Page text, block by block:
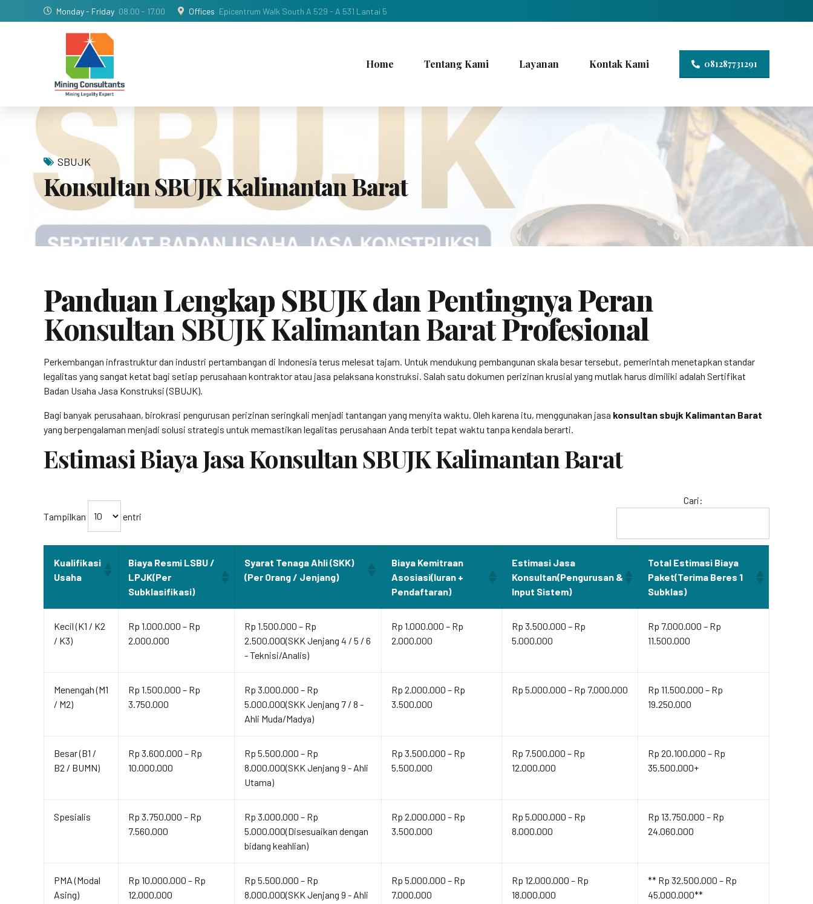
Monday - Friday 08.00 - 17.00 Offices Epicentrum Walk South A 529 - A 531 Lantai 5
081287731291
Home Tentang Kami Layanan Kontak Kami
SBUJK
Konsultan SBUJK Kalimantan Barat
Panduan Lengkap SBUJK dan Pentingnya Peran
Konsultan SBUJK Kalimantan BaratProfesional
Perkembangan infrastruktur dan industri pertambangan di Indonesia terus melesat tajam. Untuk mendukung pembangunan skala besar tersebut, pemerintah menetapkan standar
legalitas yang sangat ketat bagi setiap perusahaan kontraktor atau jasa pelaksana konstruksi. Salah satu dokumen perizinan krusial yang mutlak harus dimiliki adalah Sertifikat
Badan Usaha Jasa Konstruksi (SBUJK).
Bagi banyak perusahaan, birokrasi pengurusan perizinan seringkali menjadi tantangan yang menyita waktu. Oleh karena itu, menggunakan jasa konsultan sbujk Kalimantan Barat
yang berpengalaman menjadi solusi strategis untuk memastikan legalitas perusahaan Anda terbit tepat waktu tanpa kendala berarti.
Estimasi Biaya Jasa Konsultan SBUJK Kalimantan Barat
Tampilkan entri
Cari:
Kualifikasi
Usaha
Biaya Resmi LSBU /
LPJK(Per
Subklasifikasi)
Syarat Tenaga Ahli (SKK)
(Per Orang / Jenjang)
Biaya Kemitraan
Asosiasi(Iuran +
Pendaftaran)
Estimasi Jasa
Konsultan(Pengurusan &
Input Sistem)
Total Estimasi Biaya
Paket(Terima Beres 1
Subklas)
Kecil (K1 / K2
/ K3)
Rp 1.000.000 – Rp
2.000.000
Rp 1.500.000 – Rp
2.500.000(SKK Jenjang 4 / 5 / 6
- Teknisi/Analis)
Rp 1.000.000 – Rp
2.000.000
Rp 3.500.000 – Rp
5.000.000
Rp 7.000.000 – Rp
11.500.000
Menengah (M1
/ M2)
Rp 1.500.000 – Rp
3.750.000
Rp 3.000.000 – Rp
5.000.000(SKK Jenjang 7 / 8 -
Ahli Muda/Madya)
Rp 2.000.000 – Rp
3.500.000
Rp 5.000.000 – Rp 7.000.000
Rp 11.500.000 – Rp
19.250.000
Besar (B1 /
B2 / BUMN)
Rp 3.600.000 – Rp
10.000.000
Rp 5.500.000 – Rp
8.000.000(SKK Jenjang 9 - Ahli
Utama)
Rp 3.500.000 – Rp
5.500.000
Rp 7.500.000 – Rp
12.000.000
Rp 20.100.000 – Rp
35.500.000+
Spesialis
Rp 3.750.000 – Rp
7.560.000
Rp 3.000.000 – Rp
5.000.000(Disesuaikan dengan
bidang keahlian)
Rp 2.000.000 – Rp
3.500.000
Rp 5.000.000 – Rp
8.000.000
Rp 13.750.000 – Rp
24.060.000
PMA (Modal
Asing)
Rp 10.000.000 – Rp
12.000.000
Rp 5.500.000 – Rp
8.000.000(SKK Jenjang 9 - Ahli
Rp 5.000.000 – Rp
7.000.000
Rp 12.000.000 – Rp
18.000.000
** Rp 32.500.000 – Rp
45.000.000**